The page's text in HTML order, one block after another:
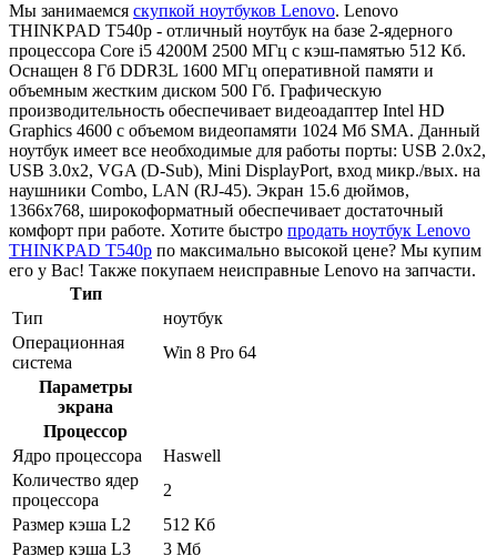
Мы занимаемся скупкой ноутбуков Lenovo. Lenovo
THINKPAD T540p - отличный ноутбук на базе 2-ядерного
процессора Core i5 4200M 2500 МГц с кэш-памятью 512 Кб.
Оснащен 8 Гб DDR3L 1600 МГц оперативной памяти и
объемным жестким диском 500 Гб. Графическую
производительность обеспечивает видеоадаптер Intel HD
Graphics 4600 с объемом видеопамяти 1024 Мб SMA. Данный
ноутбук имеет все необходимые для работы порты: USB 2.0x2,
USB 3.0x2, VGA (D-Sub), Mini DisplayPort, вход микр./вых. на
наушники Combo, LAN (RJ-45). Экран 15.6 дюймов,
1366x768, широкоформатный обеспечивает достаточный
комфорт при работе. Хотите быстро продать ноутбук Lenovo
THINKPAD T540p по максимально высокой цене? Мы купим
его у Вас! Также покупаем неисправные Lenovo на запчасти.
Тип
Тип
ноутбук
Операционная
система
Win 8 Pro 64
Параметры
экрана
Процессор
Ядро процессора
Haswell
Количество ядер
процессора
2
Размер кэша L2
512 Кб
Размер кэша L3
3 Мб